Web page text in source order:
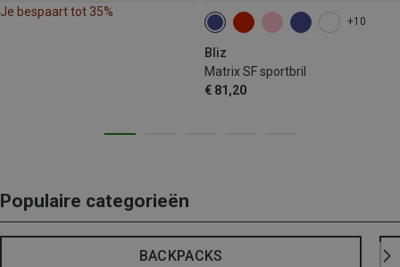
Je bespaart tot 35%
+10
Bliz
Matrix SF sportbril
€ 81,20
Populaire categorieën
BACKPACKS